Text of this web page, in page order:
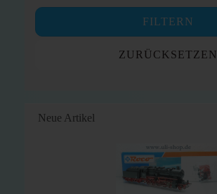
FILTERN
ZURÜCKSETZEN
Neue Artikel